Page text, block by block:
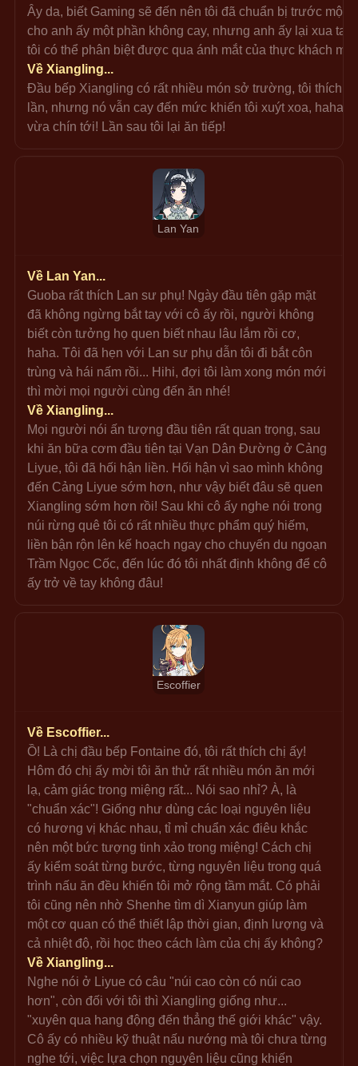
Ây da, biết Gaming sẽ đến nên tôi đã chuẩn bị trước một
cho anh ấy một phần không cay, nhưng anh ấy lại xua
tôi có thể phân biệt được qua ánh mắt của thực khách
Về Xiangling...
Đầu bếp Xiangling có rất nhiều món sở trường, tôi thích
lần, nhưng nó vẫn cay đến mức khiến tôi xuýt xoa,
vừa chín tới! Lần sau tôi lại ăn tiếp!
Lan Yan
Về Lan Yan...
Guoba rất thích Lan sư phụ! Ngày đầu tiên gặp mặt
đã không ngừng bắt tay với cô ấy rồi, người không
biết còn tưởng họ quen biết nhau lâu lắm rồi cơ,
haha. Tôi đã hẹn với Lan sư phụ dẫn tôi đi bắt côn
trùng và hái nấm rồi... Hihi, đợi tôi làm xong món mới
thì mời mọi người cùng đến ăn nhé!
Về Xiangling...
Mọi người nói ấn tượng đầu tiên rất quan trọng, sau
khi ăn bữa cơm đầu tiên tại Vạn Dân Đường ở Cảng
Liyue, tôi đã hối hận liền. Hối hận vì sao mình không
đến Cảng Liyue sớm hơn, như vậy biết đâu sẽ quen
Xiangling sớm hơn rồi! Sau khi cô ấy nghe nói trong
núi rừng quê tôi có rất nhiều thực phẩm quý hiếm,
liền bận rộn lên kế hoạch ngay cho chuyến du ngoạn
Trầm Ngọc Cốc, đến lúc đó tôi nhất định không để cô
ấy trở về tay không đâu!
Escoffier
Về Escoffier...
Ồ! Là chị đầu bếp Fontaine đó, tôi rất thích chị ấy!
Hôm đó chị ấy mời tôi ăn thử rất nhiều món ăn mới
lạ, cảm giác trong miệng rất... Nói sao nhỉ? À, là
"chuẩn xác"! Giống như dùng các loại nguyên liệu
có hương vị khác nhau, tỉ mỉ chuẩn xác điêu khắc
nên một bức tượng tinh xảo trong miệng! Cách chị
ấy kiểm soát từng bước, từng nguyên liệu trong quá
trình nấu ăn đều khiến tôi mở rộng tầm mắt. Có phải
tôi cũng nên nhờ Shenhe tìm dì Xianyun giúp làm
một cơ quan có thể thiết lập thời gian, định lượng và
cả nhiệt độ, rồi học theo cách làm của chị ấy không?
Về Xiangling...
Nghe nói ở Liyue có câu "núi cao còn có núi cao
hơn", còn đối với tôi thì Xiangling giống như...
"xuyên qua hang động đến thẳng thế giới khác" vậy.
Cô ấy có nhiều kỹ thuật nấu nướng mà tôi chưa từng
nghe tới, việc lựa chọn nguyên liệu cũng khiến